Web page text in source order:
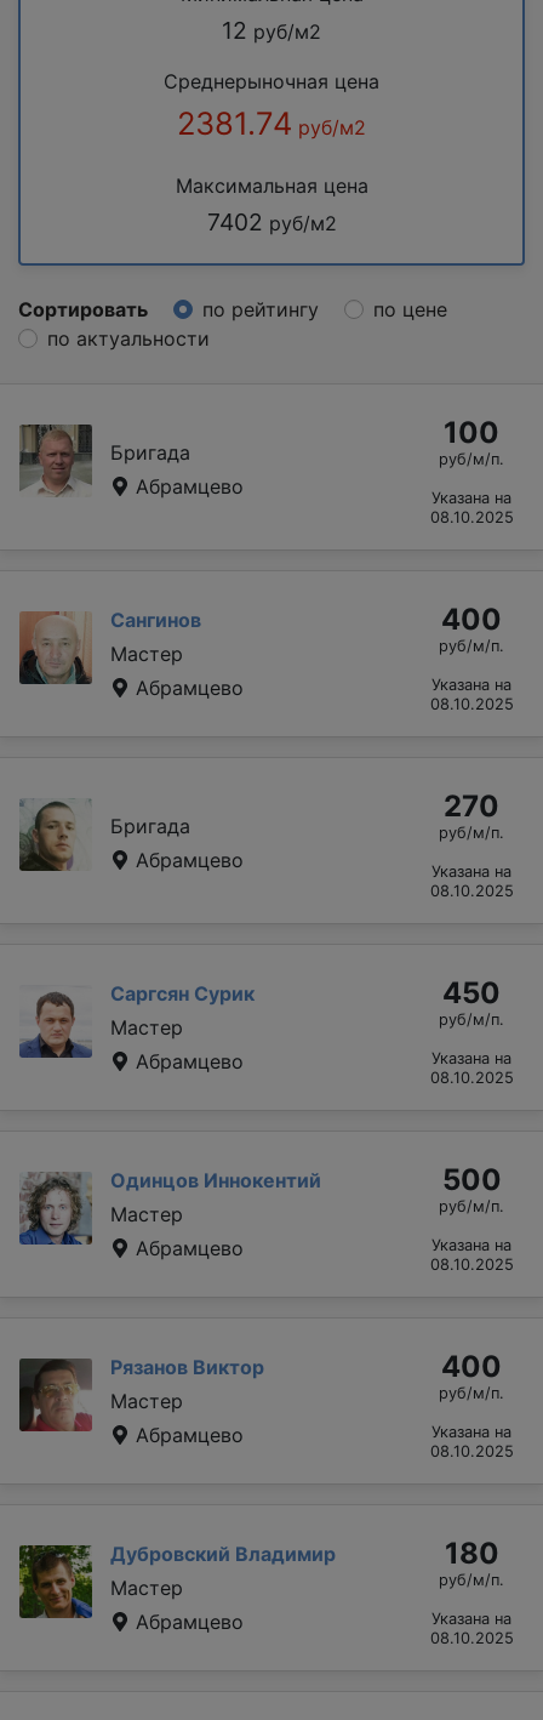
12 руб/м2
Среднерыночная цена
2381.74 руб/м2
Максимальная цена
7402 руб/м2
Сортировать по рейтингу
по цене
по актуальности
Бригада
Абрамцево
100
руб/м/п.
Указана на
08.10.2025
Сангинов
Мастер
Абрамцево
400
руб/м/п.
Указана на
08.10.2025
Бригада
Абрамцево
270
руб/м/п.
Указана на
08.10.2025
Саргсян Сурик
Мастер
Абрамцево
450
руб/м/п.
Указана на
08.10.2025
Одинцов Иннокентий
Мастер
Абрамцево
500
руб/м/п.
Указана на
08.10.2025
Рязанов Виктор
Мастер
Абрамцево
400
руб/м/п.
Указана на
08.10.2025
Дубровский Владимир
Мастер
Абрамцево
180
руб/м/п.
Указана на
08.10.2025